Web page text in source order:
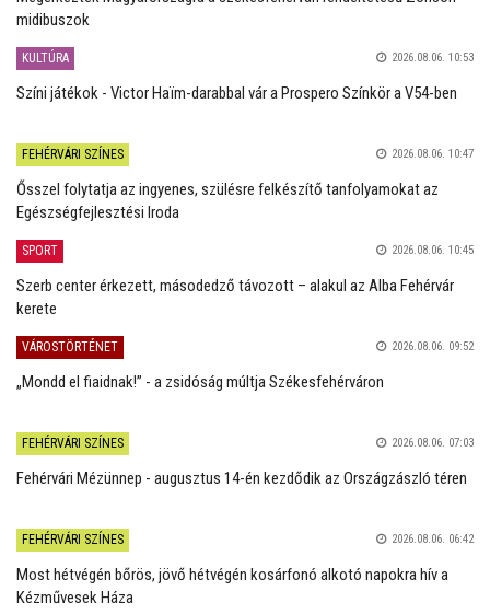
midibuszok
KULTÚRA 2026.08.06. 10:53
Színi játékok - Victor Haïm-darabbal vár a Prospero Színkör a V54-ben
FEHÉRVÁRI SZÍNES 2026.08.06. 10:47
Ősszel folytatja az ingyenes, szülésre felkészítő tanfolyamokat az
Egészségfejlesztési Iroda
SPORT 2026.08.06. 10:45
Szerb center érkezett, másodedző távozott – alakul az Alba Fehérvár
kerete
VÁROSTÖRTÉNET 2026.08.06. 09:52
„Mondd el fiaidnak!” - a zsidóság múltja Székesfehérváron
FEHÉRVÁRI SZÍNES 2026.08.06. 07:03
Fehérvári Mézünnep - augusztus 14-én kezdődik az Országzászló téren
FEHÉRVÁRI SZÍNES 2026.08.06. 06:42
Most hétvégén bőrös, jövő hétvégén kosárfonó alkotó napokra hív a
Kézművesek Háza